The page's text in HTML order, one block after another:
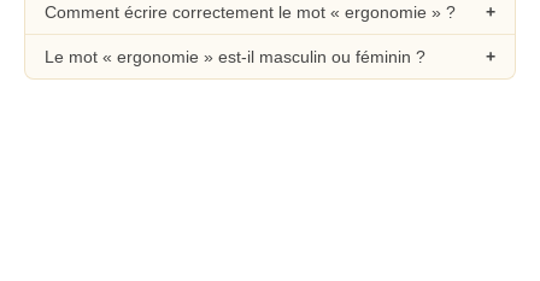
Comment écrire correctement le mot « ergonomie » ?
Le mot « ergonomie » est-il masculin ou féminin ?